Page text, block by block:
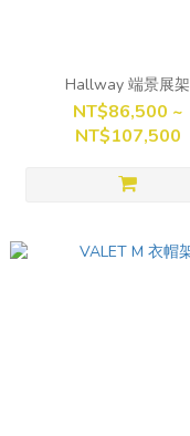
Hallway 端景展架
NT$86,500 ~
NT$107,500